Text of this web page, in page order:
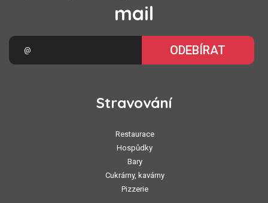
mail
ODEBÍRAT
Stravování
Restaurace
Hospůdky
Bary
Cukrárny, kavárny
Pizzerie